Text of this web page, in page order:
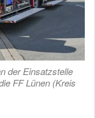
der Einsatzstelle
FF Lünen (Kreis